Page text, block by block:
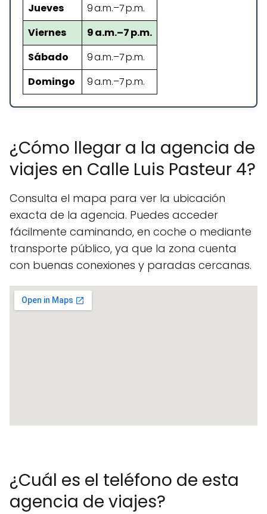
Jueves
9 a.m.–7 p.m.
Viernes
9 a.m.–7 p.m.
Sábado
9 a.m.–7 p.m.
Domingo
9 a.m.–7 p.m.
¿Cómo llegar a la agencia de
viajes en Calle Luis Pasteur 4?
Consulta el mapa para ver la ubicación
exacta de la agencia. Puedes acceder
fácilmente caminando, en coche o mediante
transporte público, ya que la zona cuenta
con buenas conexiones y paradas cercanas.
¿Cuál es el teléfono de esta
agencia de viajes?